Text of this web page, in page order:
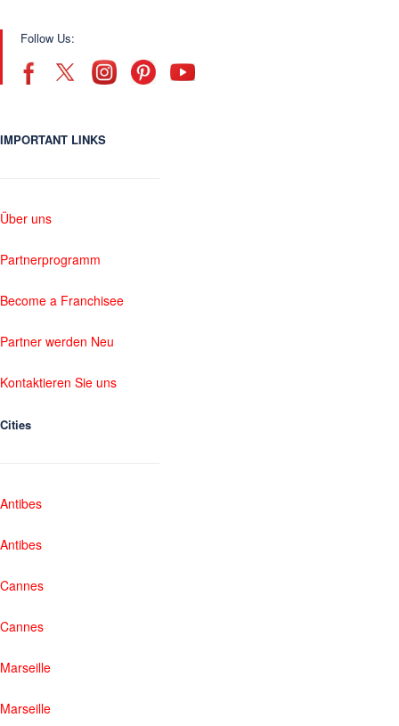
Follow Us:
IMPORTANT LINKS
Über uns
Partnerprogramm
Become a Franchisee
Partner werden Neu
Kontaktieren Sie uns
Cities
Antibes
Antibes
Cannes
Cannes
Marseille
Marseille